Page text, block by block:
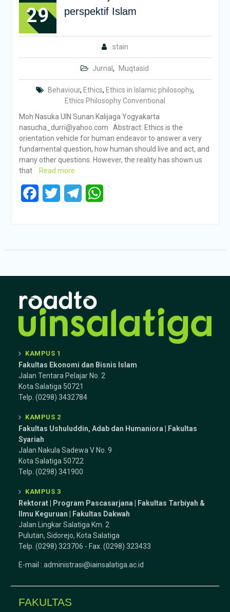
29
perspektif Islam
stain
Jurnal, Muqtasid
Behaviour, Ethics, Ethics in Islamic philosophy,
Ethics Philosophy Conventional
Moh Nasuka UIN Sunan Kalijaga Yogyakarta
nasucha_durri@yahoo.com Abstract: Ethics is the
orientation vehicle for human endeavor to answer a very
fundamental question, how human should live and act, and
many other questions. However, the reality has shown us
that
Read more
Facebook
Twitter Telegram
KAMPUS 1
Fakultas Ekonomi dan Bisnis Islam
Jalan Tentara Pelajar No. 2
Kota Salatiga 50721
Telp. (0298) 3432784
KAMPUS 2
Fakultas Ushuluddin, Adab dan Humaniora | Fakultas
Syariah
Jalan Nakula Sadewa V No. 9
Kota Salatiga 50722
Telp. (0298) 341900
KAMPUS 3
Rektorat | Program Pascasarjana | Fakultas Tarbiyah &
Ilmu Keguruan |
Fakultas Dakwah
Jalan Lingkar Salatiga Km. 2
Pulutan, Sidorejo, Kota Salatiga
Telp. (0298) 323706 - Fax. (0298) 323433
E-mail :administrasi@iainsalatiga.ac.id
FAKULTAS